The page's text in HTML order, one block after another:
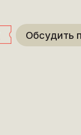
Обсудить